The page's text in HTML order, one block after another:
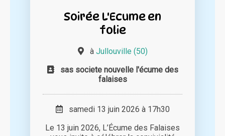
Soirée L'Ecume en
folie
à Jullouville (50)
sas societe nouvelle l'écume des
falaises
samedi 13 juin 2026 à 17h30
Le 13 juin 2026, L’Écume des Falaises